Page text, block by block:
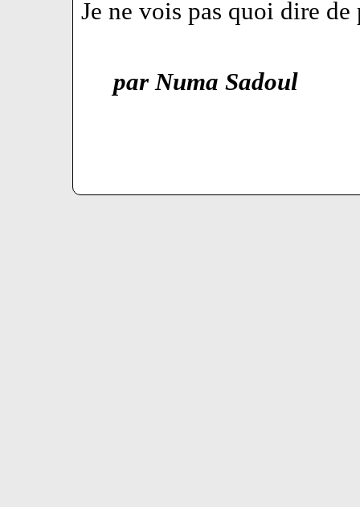
Je ne vois pas quoi dire
par Numa Sadoul